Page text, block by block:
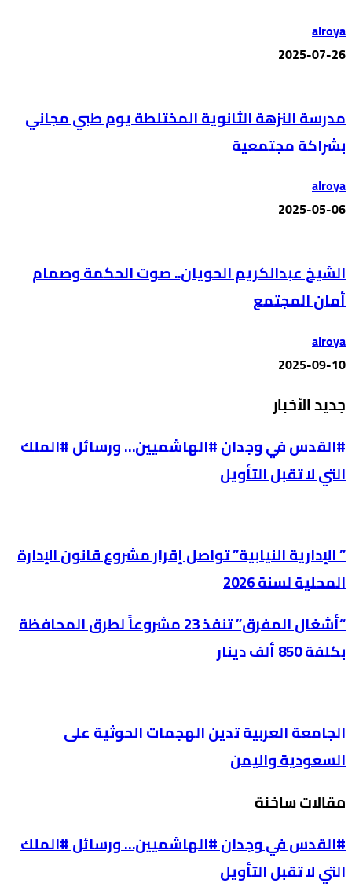
alroya
2025-07-26
مدرسة النزهة الثانوية المختلطة يوم طبي مجاني
بشراكة مجتمعية
alroya
2025-05-06
الشيخ عبدالكريم الحويان.. صوت الحكمة وصمام
أمان المجتمع
alroya
2025-09-10
جديد الأخبار
#القدس في وجدان #الهاشميين… ورسائل #الملك
التي لا تقبل التأويل
” الإدارية النيابية” تواصل إقرار مشروع قانون الإدارة
المحلية لسنة 2026
“أشغال المفرق” تنفذ 23 مشروعاً لطرق المحافظة
بكلفة 850 ألف دينار
الجامعة العربية تدين الهجمات الحوثية على
السعودية واليمن
مقالات ساخنة
#القدس في وجدان #الهاشميين… ورسائل #الملك
التي لا تقبل التأويل